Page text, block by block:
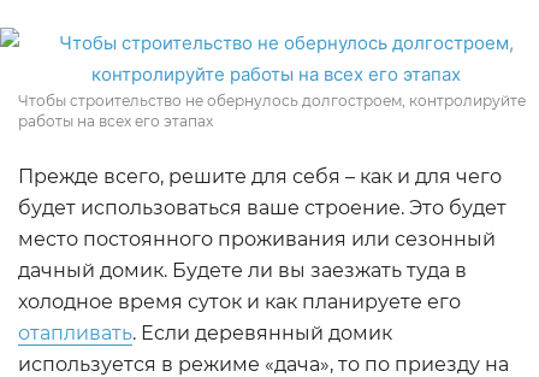
Чтобы строительство не обернулось долгостроем, контролируйте
работы на всех его этапах
Прежде всего, решите для себя – как и для чего
будет использоваться ваше строение. Это будет
место постоянного проживания или сезонный
дачный домик. Будете ли вы заезжать туда в
холодное время суток и как планируете его
отапливать. Если деревянный домик
используется в режиме «дача», то по приезду на